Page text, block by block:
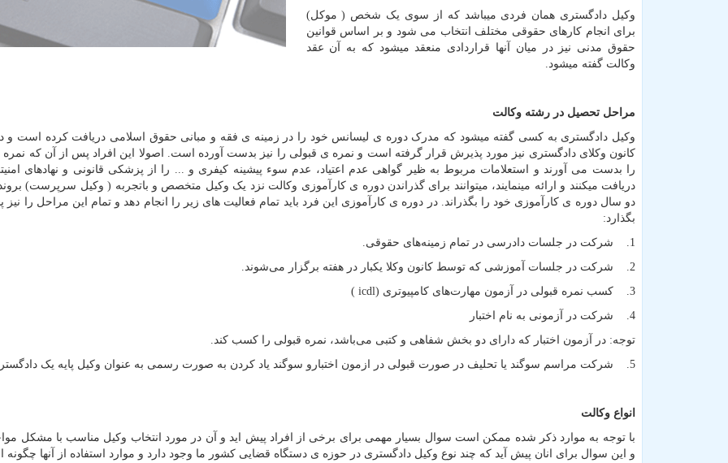
وکیل دادگستری همان فردی میباشد که از سوی یک شخص ( موکل)
برای انجام کارهای حقوقی مختلف انتخاب می شود و بر اساس قوانین
حقوق مدنی نیز در میان آنها قراردادی منعقد میشود که به آن عقد
وکالت گفته میشود.
مراحل تحصیل در رشته وکالت
وکیل دادگستری به کسی گفته میشود که مدرک دوره ی لیسانس خود را در زمینه ی فقه و مبانی حقوق اسلامی دریافت کرده است و
کانون وکلای دادگستری نیز مورد پذیرش قرار گرفته است و نمره ی قبولی را نیز بدست آورده است. اصولا این افراد پس از آن که
را بدست می آورند و استعلامات مربوط به ظیر گواهی عدم اعتیاد، عدم سوء پیشینه کیفری و ... را از پزشکی قانونی و نهاد‌های
دریافت میکنند و ارائه مینمایند، میتوانند برای گذراندن دوره ی کارآموزی وکالت نزد یک وکیل متخصص و باتجربه ( وکیل سرپرست)
دو سال دوره ی کارآموزی خود را بگذراند. در دوره ی کارآموزی این فرد باید تمام فعالیت های زیر را انجام دهد و تمام این مراحل را
بگذارد:
1. شرکت در جلسات دادرسی در تمام زمینه‌های حقوقی.
2. شرکت در جلسات آموزشی که توسط کانون وکلا یکبار در هفته برگزار می‌شوند.
3. کسب نمره قبولی در آزمون مهارت‌های کامپیوتری (
icdl
)
4. شرکت در آزمونی به نام اختبار
توجه: در آزمون اختبار که دارای دو بخش شفاهی و کتبی می‌باشد، نمره قبولی را کسب کند.
5. شرکت مراسم سوگند یا تحلیف در صورت قبولی در ازمون اختبارو سوگند یاد کردن به صورت رسمی به عنوان وکیل پایه یک دادگستری.
انواع وکالت
با توجه به موارد ذکر شده ممکن است سوال بسیار مهمی برای برخی از افراد پیش اید و آن در مورد انتخاب وکیل مناسب با مشکل
و این سوال برای انان پیش آید که چند نوع وکیل دادگستری در حوزه ی دستگاه قضایی کشور ما وجود دارد و موارد استفاده از آنها چگونه